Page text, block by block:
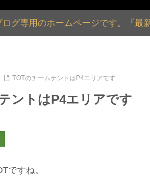
グ専用のホームページです。『最
TOTのチームテントはP4エリアです
ントはP4エリアです
ですね。